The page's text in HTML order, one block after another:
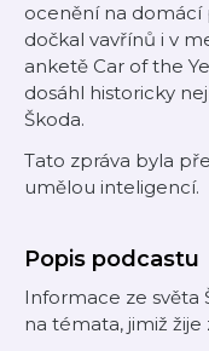
ocenění na domácí
dočkal vavřínů i v
anketě Car of the
dosáhl historicky
Škoda.
Tato zpráva byla
umělou inteligencí.
Popis podcastu
Informace ze světa
na témata, jimiž žije